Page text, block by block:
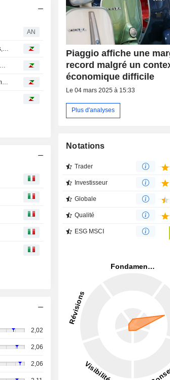
AN
2,02
2,06
2,06
Piaggio affiche une
record malgré un
économique difficile
Le 04 mars 2025 à 15:33
Plus d'analyses
Notations
Trader
Investisseur
Globale
Qualité
ESG MSCI